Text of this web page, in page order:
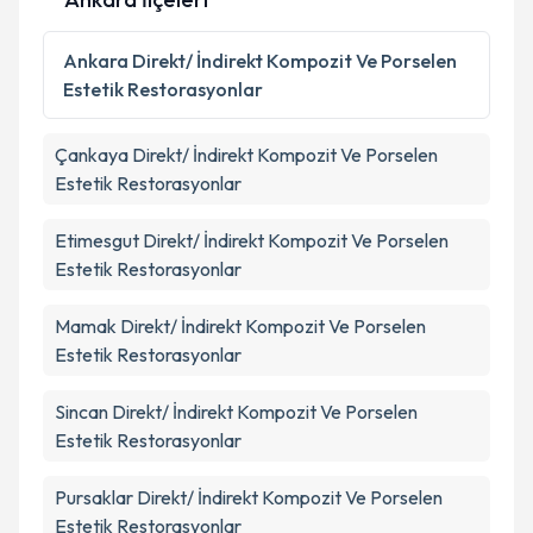
Kişisel verilerimin işlenmesine ilişkinAydınlatma
Metni
'ni okudum ve kişisel verilerimin belirtilen
kapsamda işlenmesini kabul ediyorum.
Takvim Talebini Gönder
Ankara Direkt/ İndirekt Kompozit Ve Porselen
Estetik Restorasyonlar
Çankaya Direkt/ İndirekt Kompozit Ve Porselen
Estetik Restorasyonlar
Etimesgut Direkt/ İndirekt Kompozit Ve Porselen
Estetik Restorasyonlar
Mamak Direkt/ İndirekt Kompozit Ve Porselen
Estetik Restorasyonlar
Sincan Direkt/ İndirekt Kompozit Ve Porselen
Estetik Restorasyonlar
Pursaklar Direkt/ İndirekt Kompozit Ve Porselen
Estetik Restorasyonlar